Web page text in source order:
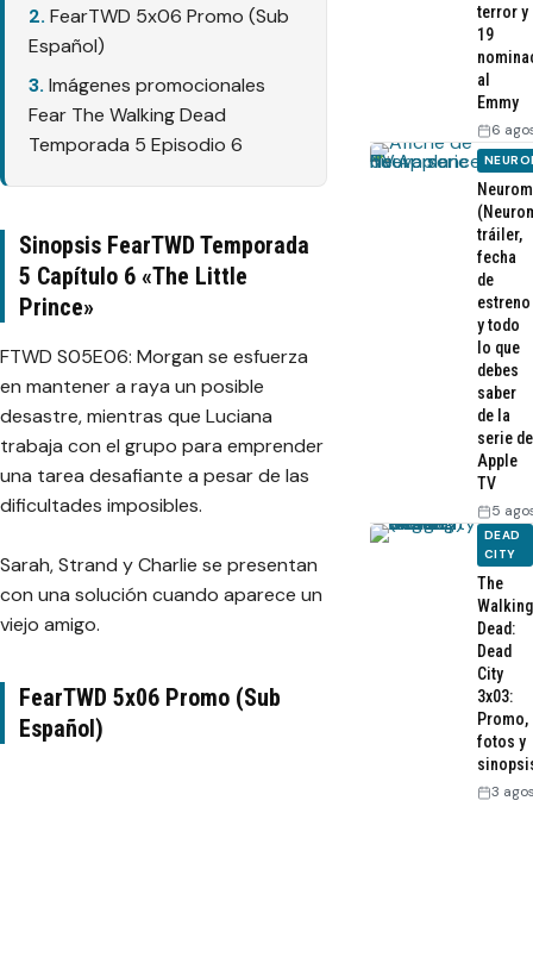
FearTWD 5x06 Promo (Sub
Español)
Imágenes promocionales
Fear The Walking Dead
Temporada 5 Episodio 6
Sinopsis FearTWD Temporada
5 Capítulo 6 «The Little
Prince»
FTWD S05E06: Morgan se esfuerza
en mantener a raya un posible
desastre, mientras que Luciana
trabaja con el grupo para emprender
una tarea desafiante a pesar de las
dificultades imposibles.
Sarah, Strand y Charlie se presentan
con una solución cuando aparece un
viejo amigo.
FearTWD 5x06 Promo (Sub
Español)
terror y
19
al
Emmy
6
tráiler,
fecha
de
estreno
y todo
lo que
debes
saber
de la
serie de
Apple
TV
5
DEAD
CITY
The
Walking
Dead:
Dead
City
3x03:
Promo,
fotos y
3